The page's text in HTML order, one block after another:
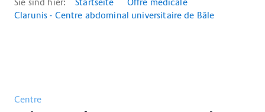
Sie sind hier: Startseite
Offre médicale
Clarunis - Centre abdominal universitaire de Bâle
Centre